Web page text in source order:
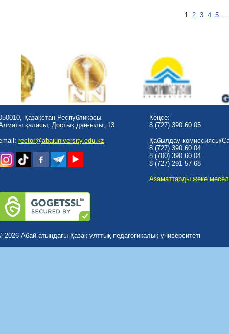
1 2 3 4 5
Қазақстан Республикасы
қаласы, Достық даңғылы, 13
rector@abaiuniversity.edu.kz
Кеңсе:
8 (727) 390 60 05
Қабылдау комиссиясы/
8 (727) 390 60 04
8 (700) 390 60 04
8 (727) 291 57 68
Азаматтарды жеке
2026 Абай атындағы Қазақ ұлттық педагогикалық университеті